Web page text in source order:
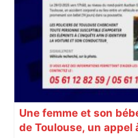
Une femme et son
de Toulouse, un appel